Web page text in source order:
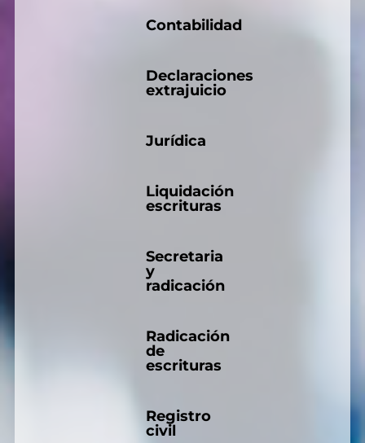
Contabilidad
Declaraciones
extrajuicio
Jurídica
Liquidación
escrituras
Secretaria
y
radicación
Radicación
de
escrituras
Registro
civil